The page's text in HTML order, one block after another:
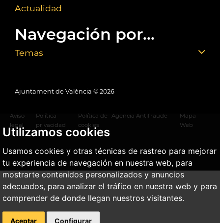
Utilizamos cookies
Usamos cookies y otras técnicas de rastreo para mejorar
tu experiencia de navegación en nuestra web, para
mostrarte contenidos personalizados y anuncios
adecuados, para analizar el tráfico en nuestra web y para
comprender de donde llegan nuestros visitantes.
Aceptar Configurar
Actualidad
Navegación por...
Temas
Ajuntament de València © 2026
Aviso
legal
Política
privacidad
Política de
cookies
Agencia Antifraude
Mapa
Web